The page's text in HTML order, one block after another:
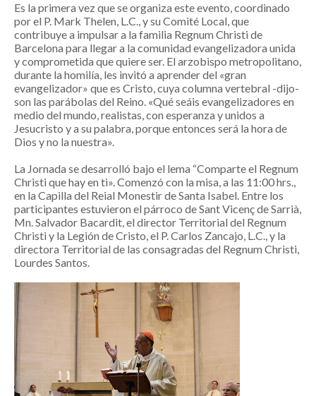
Es la primera vez que se organiza este evento, coordinado
por el P. Mark Thelen, L.C., y su Comité Local, que
contribuye a impulsar a la familia Regnum Christi de
Barcelona para llegar a la comunidad evangelizadora unida
y comprometida que quiere ser. El arzobispo metropolitano,
durante la homilía, les invitó a aprender del «gran
evangelizador» que es Cristo, cuya columna vertebral -dijo-
son las parábolas del Reino. «Qué seáis evangelizadores en
medio del mundo, realistas, con esperanza y unidos a
Jesucristo y a su palabra, porque entonces será la hora de
Dios y no la nuestra».
La Jornada se desarrolló bajo el lema “Comparte el Regnum
Christi que hay en ti». Comenzó con la misa, a las 11:00 hrs.,
en la Capilla del Reial Monestir de Santa Isabel. Entre los
participantes estuvieron el párroco de Sant Vicenç de Sarrià,
Mn. Salvador Bacardit, el director Territorial del Regnum
Christi y la Legión de Cristo, el P. Carlos Zancajo, L.C., y la
directora Territorial de las consagradas del Regnum Christi,
Lourdes Santos.